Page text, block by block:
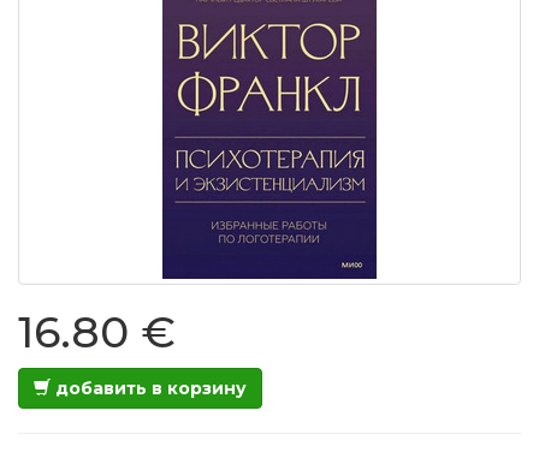
16.80 €
добавить в корзину